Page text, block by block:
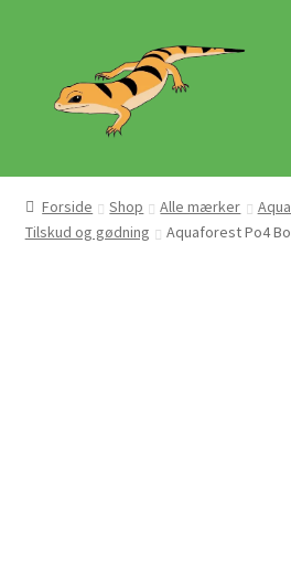
navigation
indhold
Hjem
Butik
Forside Shop Alle mærker
Tilskud og gødning
Aquaforest Po4